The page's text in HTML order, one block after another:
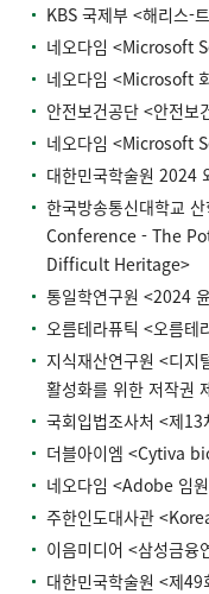
KBS 국제부 <해리스-
네오다임 <Microsoft
네오다임 <Microsoft
안전보건공단 <안전보
네오다임 <Microsoft
대한민국학술원 2024
한국방송통신대학교
Conference - The
Difficult Heritage>
통일학연구원 <2024
오름테라퓨틱 <오름
지식재산연구원 <디지
활성화를 위한 저작권
국회입법조사처 <제
더블아이엠 <Cytiva
네오다임 <Adobe 임
주한인도대사관
이음미디어 <삼성금융
대한민국학술원 <제